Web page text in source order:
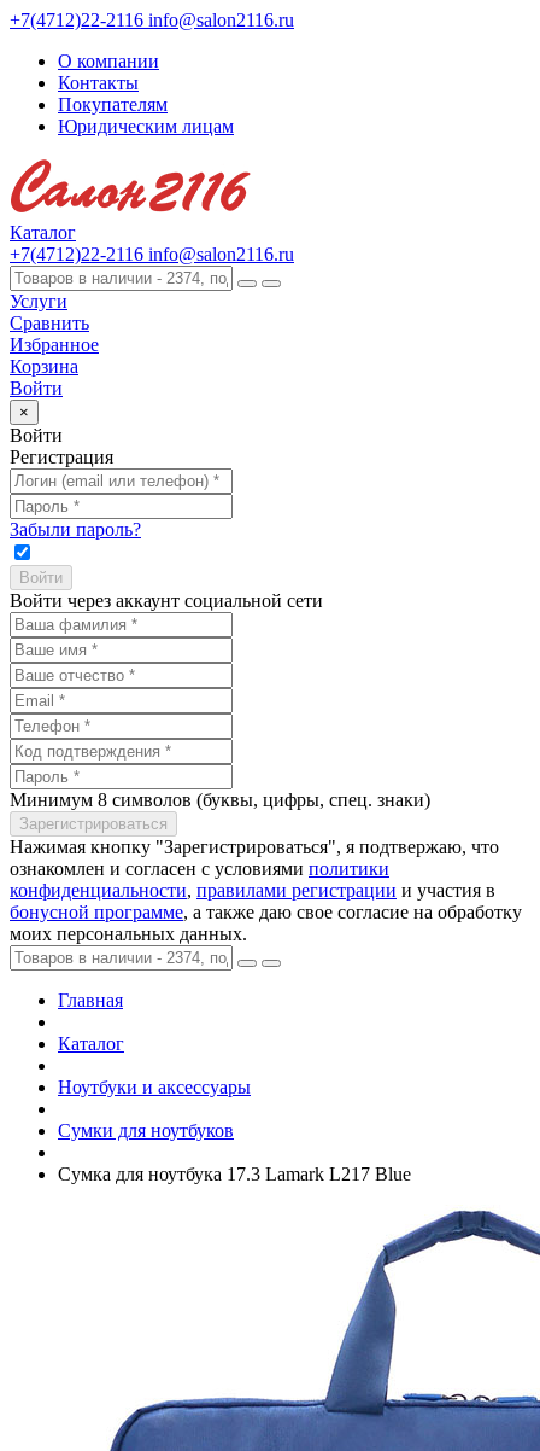
+7(4712)22-2116 info@salon2116.ru
О компании
Контакты
Покупателям
Юридическим лицам
Каталог
+7(4712)22-2116 info@salon2116.ru
Услуги
Сравнить
Избранное
Корзина
Войти
×
Войти
Регистрация
Забыли пароль?
Войти через аккаунт социальной сети
Минимум 8 символов (буквы, цифры, спец. знаки)
Нажимая кнопку "Зарегистрироваться", я подтвержаю, что
ознакомлен и согласен с условиями политики
конфиденциальности, правилами регистрации и участия в
бонусной программе, а также даю свое согласие на обработку
моих персональных данных.
Главная
Каталог
Ноутбуки и аксессуары
Сумки для ноутбуков
Сумка для ноутбука 17.3 Lamark L217 Blue